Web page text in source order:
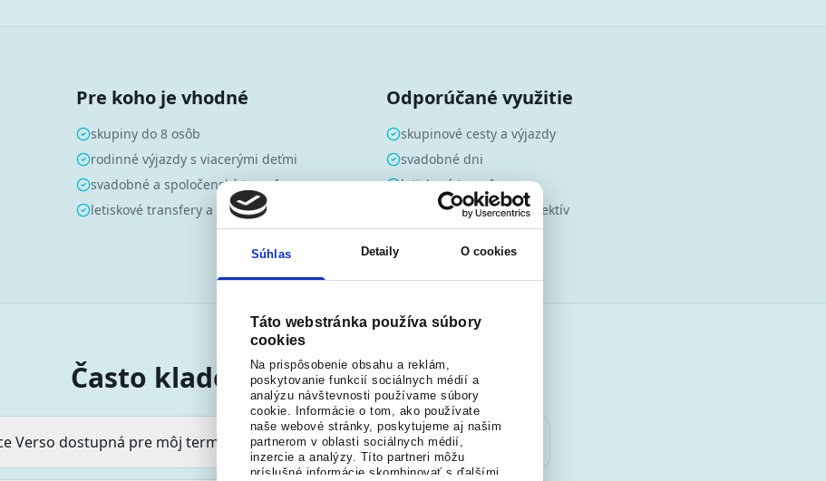
Súhlas Detaily O cookies
Táto webstránka používa súbory
cookies
Na prispôsobenie obsahu a reklám,
poskytovanie funkcií sociálnych médií a
analýzu návštevnosti používame súbory
cookie. Informácie o tom, ako používate
naše webové stránky, poskytujeme aj našim
partnerom v oblasti sociálnych médií,
inzercie a analýzy. Títo partneri môžu
príslušné informácie skombinovať s ďalšími
Pre koho je vhodné
skupiny do 8 osôb
rodinné výjazdy s viacerými deťmi
svadobné a spoločenské transfery
letiskové transfery a firemné akcie
Odporúčané využitie
skupinové cesty a výjazdy
svadobné dni
letiskové transfery
víkendové akcie pre kolektív
Často kladené otázky
Verso dostupná pre môj termín?